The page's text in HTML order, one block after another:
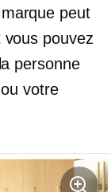
peut
pouvez
personne
votre